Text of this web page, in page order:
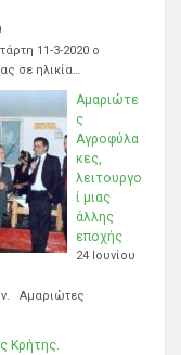
11-3-2020 ο
σε ηλικία…
Αμαριώτε
ς
Αγροφύλα
κες,
λειτουργο
ί μιας
άλλης
εποχής
24 Ιουνίου
Αμαριώτες
Κρήτης.